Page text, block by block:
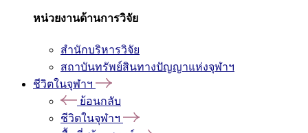
หน่วยงานด้านการวิจัย
สำนักบริหารวิจัย
สถาบันทรัพย์สินทางปัญญาแห่งจุฬาฯ
ชีวิตในจุฬาฯ
ย้อนกลับ
ชีวิตในจุฬาฯ